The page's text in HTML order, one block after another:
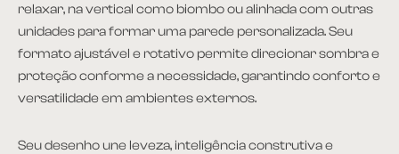
relaxar, na vertical como biombo ou alinhada com outras
unidades para formar uma parede personalizada. Seu
formato ajustável e rotativo permite direcionar sombra e
proteção conforme a necessidade, garantindo conforto e
versatilidade em ambientes externos.
Seu desenho une leveza, inteligência construtiva e